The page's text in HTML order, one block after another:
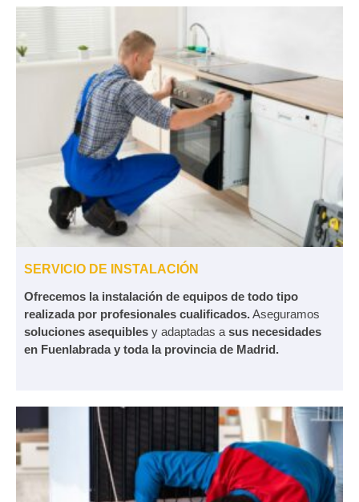
SERVICIO DE INSTALACIÓN
Ofrecemos la instalación de equipos de todo tipo
realizada por profesionales cualificados.Aseguramos
soluciones asequibles y adaptadas a sus necesidades
en Fuenlabrada y toda la provincia de Madrid.